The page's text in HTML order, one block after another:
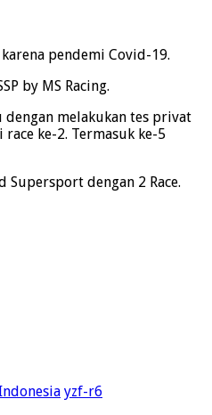
pendemi Covid-19.
by MS Racing.
dengan melakukan tes privat
ke-2. Termasuk ke-5
dengan 2 Race.
yzf-r6